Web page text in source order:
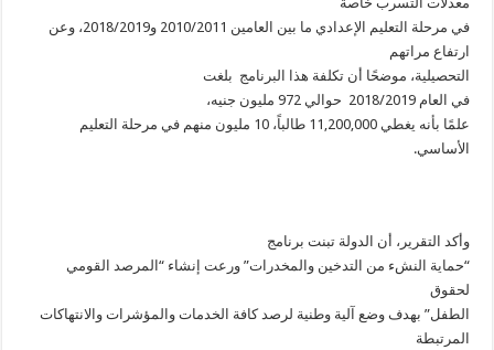
في مرحلة التعليم الإعدادي ما بين العامين 2010/2011 و2018/2019، وعن
ارتفاع مراتهم
التحصيلية، موضحًا أن تكلفة هذا البرنامج بلغت
في العام 2018/2019 حوالي 972 مليون جنيه،
علمًا بأنه يغطي 11,200,000 طالباً، 10 مليون منهم في مرحلة التعليم
الأساسي.
وأكد التقرير، أن الدولة تبنت برنامج
“حماية النشء من التدخين والمخدرات” ورعت إنشاء “المرصد القومي
لحقوق
الطفل” بهدف وضع آلية وطنية لرصد كافة الخدمات والمؤشرات والانتهاكات
المرتبطة